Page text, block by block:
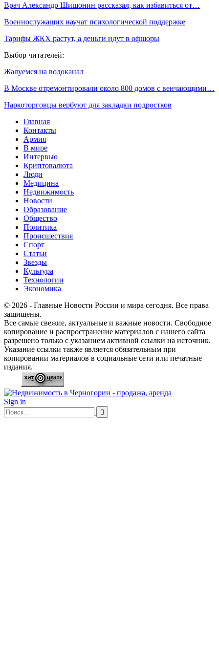
Врач Александр Шишонин рассказал, как избавиться от…
Военнослужащих научат психологической поддержке
Тарифы ЖКХ растут, а деньги идут в офшоры
Выбор читателей:
Жалуемся на водоканал
В Москве отремонтировали около 800 домов с венчающими…
Наркоторговцы вербуют для закладки подростков
Главная
Контакты
Армия
В мире
Интервью
Криптовалюта
Люди
Медицина
Недвижимость
Новости
Образование
Общество
Политика
Происшествия
Спорт
Статьи
Звезды
Культура
Технологии
Экономика
© 2026 - Главные Новости России и мира сегодня. Все права
защищены.
Все самые свежие, актуальные и важные новости. Свободное
копирование и распространение материалов с нашего сайта
разрешено только с указанием активной ссылки на источник.
Указание ссылки также является обязательным при
копировании материалов в социальные сети или печатные
издания.
Sign in